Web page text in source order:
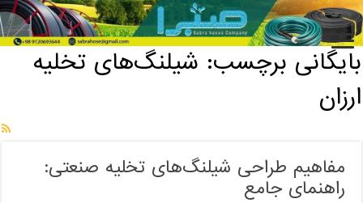
خانه / بایگانی برچسب: شیلنگ‌های تخلیه ارزان
بایگانی برچسب: شیلنگ‌های تخلیه
ارزان
مفاهیم طراحی شیلنگ‌های تخلیه صنعتی:
راهنمای جامع